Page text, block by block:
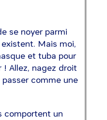
se noyer parmi
Mais moi,
et tuba pour
! Allez, nagez droit
comme une
comportent un